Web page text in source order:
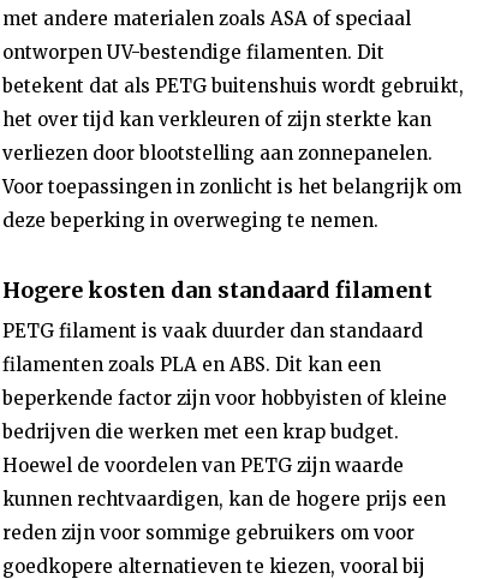
met andere materialen zoals ASA of speciaal
ontworpen UV-bestendige filamenten. Dit
betekent dat als PETG buitenshuis wordt gebruikt,
het over tijd kan verkleuren of zijn sterkte kan
verliezen door blootstelling aan zonnepanelen.
Voor toepassingen in zonlicht is het belangrijk om
deze beperking in overweging te nemen.
Hogere kosten dan standaard filament
PETG filament is vaak duurder dan standaard
filamenten zoals PLA en ABS. Dit kan een
beperkende factor zijn voor hobbyisten of kleine
bedrijven die werken met een krap budget.
Hoewel de voordelen van PETG zijn waarde
kunnen rechtvaardigen, kan de hogere prijs een
reden zijn voor sommige gebruikers om voor
goedkopere alternatieven te kiezen, vooral bij